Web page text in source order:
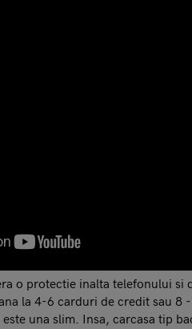
o protectie inalta telefonului
la 4-6 carduri de credit sau 8
una slim. Insa, carcasa tip